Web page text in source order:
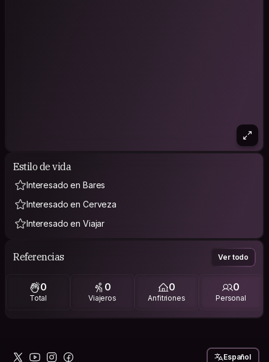
Estilo de vida
Interesado en Bares
Interesado en Cerveza
Interesado en Viajar
Referencias Ver todo
0
Total
0
Viajeros
0
Anfitriones
0
Personal
Español